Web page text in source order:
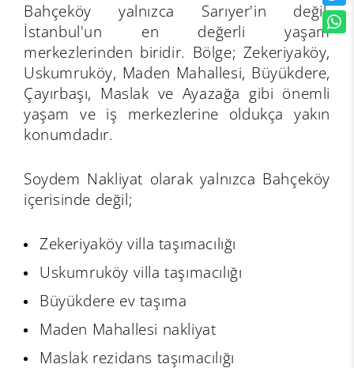
Bahçeköy yalnızca Sarıyer'in değil,
İstanbul'un en değerli yaşam
merkezlerinden biridir. Bölge; Zekeriyaköy,
Uskumruköy, Maden Mahallesi, Büyükdere,
Çayırbaşı, Maslak ve Ayazağa gibi önemli
yaşam ve iş merkezlerine oldukça yakın
konumdadır.
Soydem Nakliyat olarak yalnızca Bahçeköy
içerisinde değil;
Zekeriyaköy villa taşımacılığı
Uskumruköy villa taşımacılığı
Büyükdere ev taşıma
Maden Mahallesi nakliyat
Maslak rezidans taşımacılığı